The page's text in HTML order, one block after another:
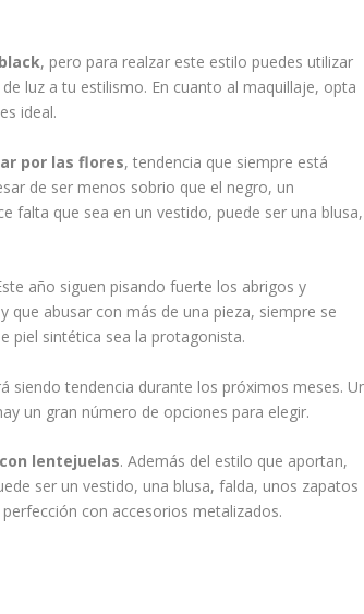
, pero para realzar este estilo puedes utilizar
luz a tu estilismo. En cuanto al maquillaje, opta
ideal.
por las flores, tendencia que siempre está
de ser menos sobrio que el negro, un
falta que sea en un vestido, puede ser una blusa,
año siguen pisando fuerte los abrigos y
que abusar con más de una pieza, siempre se
piel sintética sea la protagonista.
siendo tendencia durante los próximos meses.
un gran número de opciones para elegir.
lentejuelas. Además del estilo que aportan,
ser un vestido, una blusa, falda, unos zapatos
con accesorios metalizados.